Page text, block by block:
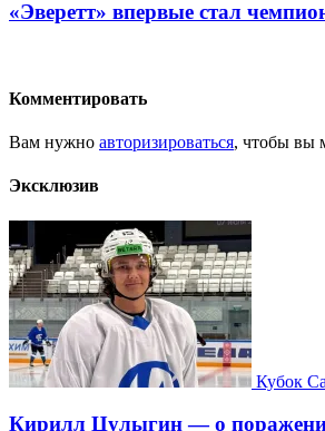
«Эверетт» впервые стал
Комментировать
Вам нужно авторизироваться, чтобы вы
Эксклюзив
Кубок
Кирилл Цулыгин — о